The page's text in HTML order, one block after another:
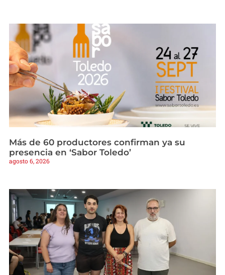
Más de 60 productores confirman ya su
presencia en ‘Sabor Toledo’
agosto 6, 2026